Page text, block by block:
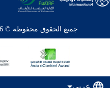
جميع الحقوق محفوظة © 2026 - 1998 لشبكة إسلام ويب